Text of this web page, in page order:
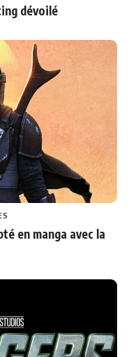
dévoilé
en manga avec la